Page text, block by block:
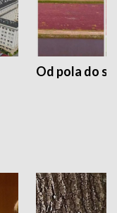
Od pola do